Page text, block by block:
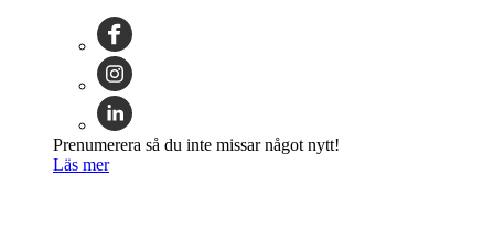
Prenumerera så du inte missar något nytt!
Läs mer